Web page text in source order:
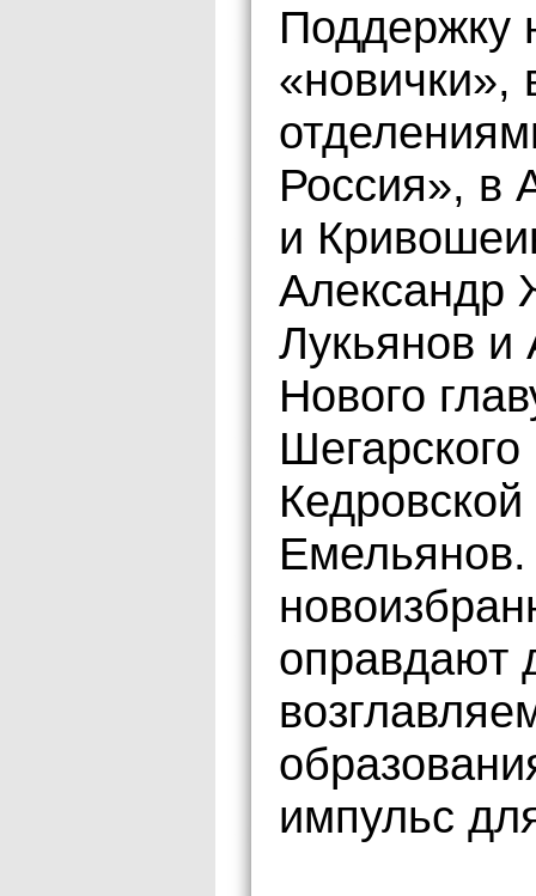
Поддержку
Россия», в
и
Александр
Лукьянов и
Нового
оправдают
импульс